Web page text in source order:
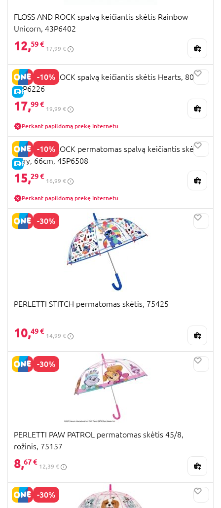
FLOSS AND ROCK spalvą keičiantis skėtis Rainbow
Unicorn, 43P6402
12,59 €
17,99 €
-10%
E-KAINA
FLOSS AND ROCK spalvą keičiantis skėtis Hearts, 80cm,
51P6226
17,99 €
19,99 €
Perkant papildomą prekę internetu
-10%
E-KAINA
FLOSS AND ROCK permatomas spalvą keičiantis skėtis
Fairy, 66cm, 45P6508
15,29 €
16,99 €
Perkant papildomą prekę internetu
-30%
PERLETTI STITCH permatomas skėtis, 75425
10,49 €
14,99 €
-30%
PERLETTI PAW PATROL permatomas skėtis 45/8,
rožinis, 75157
8,67 €
12,39 €
-30%